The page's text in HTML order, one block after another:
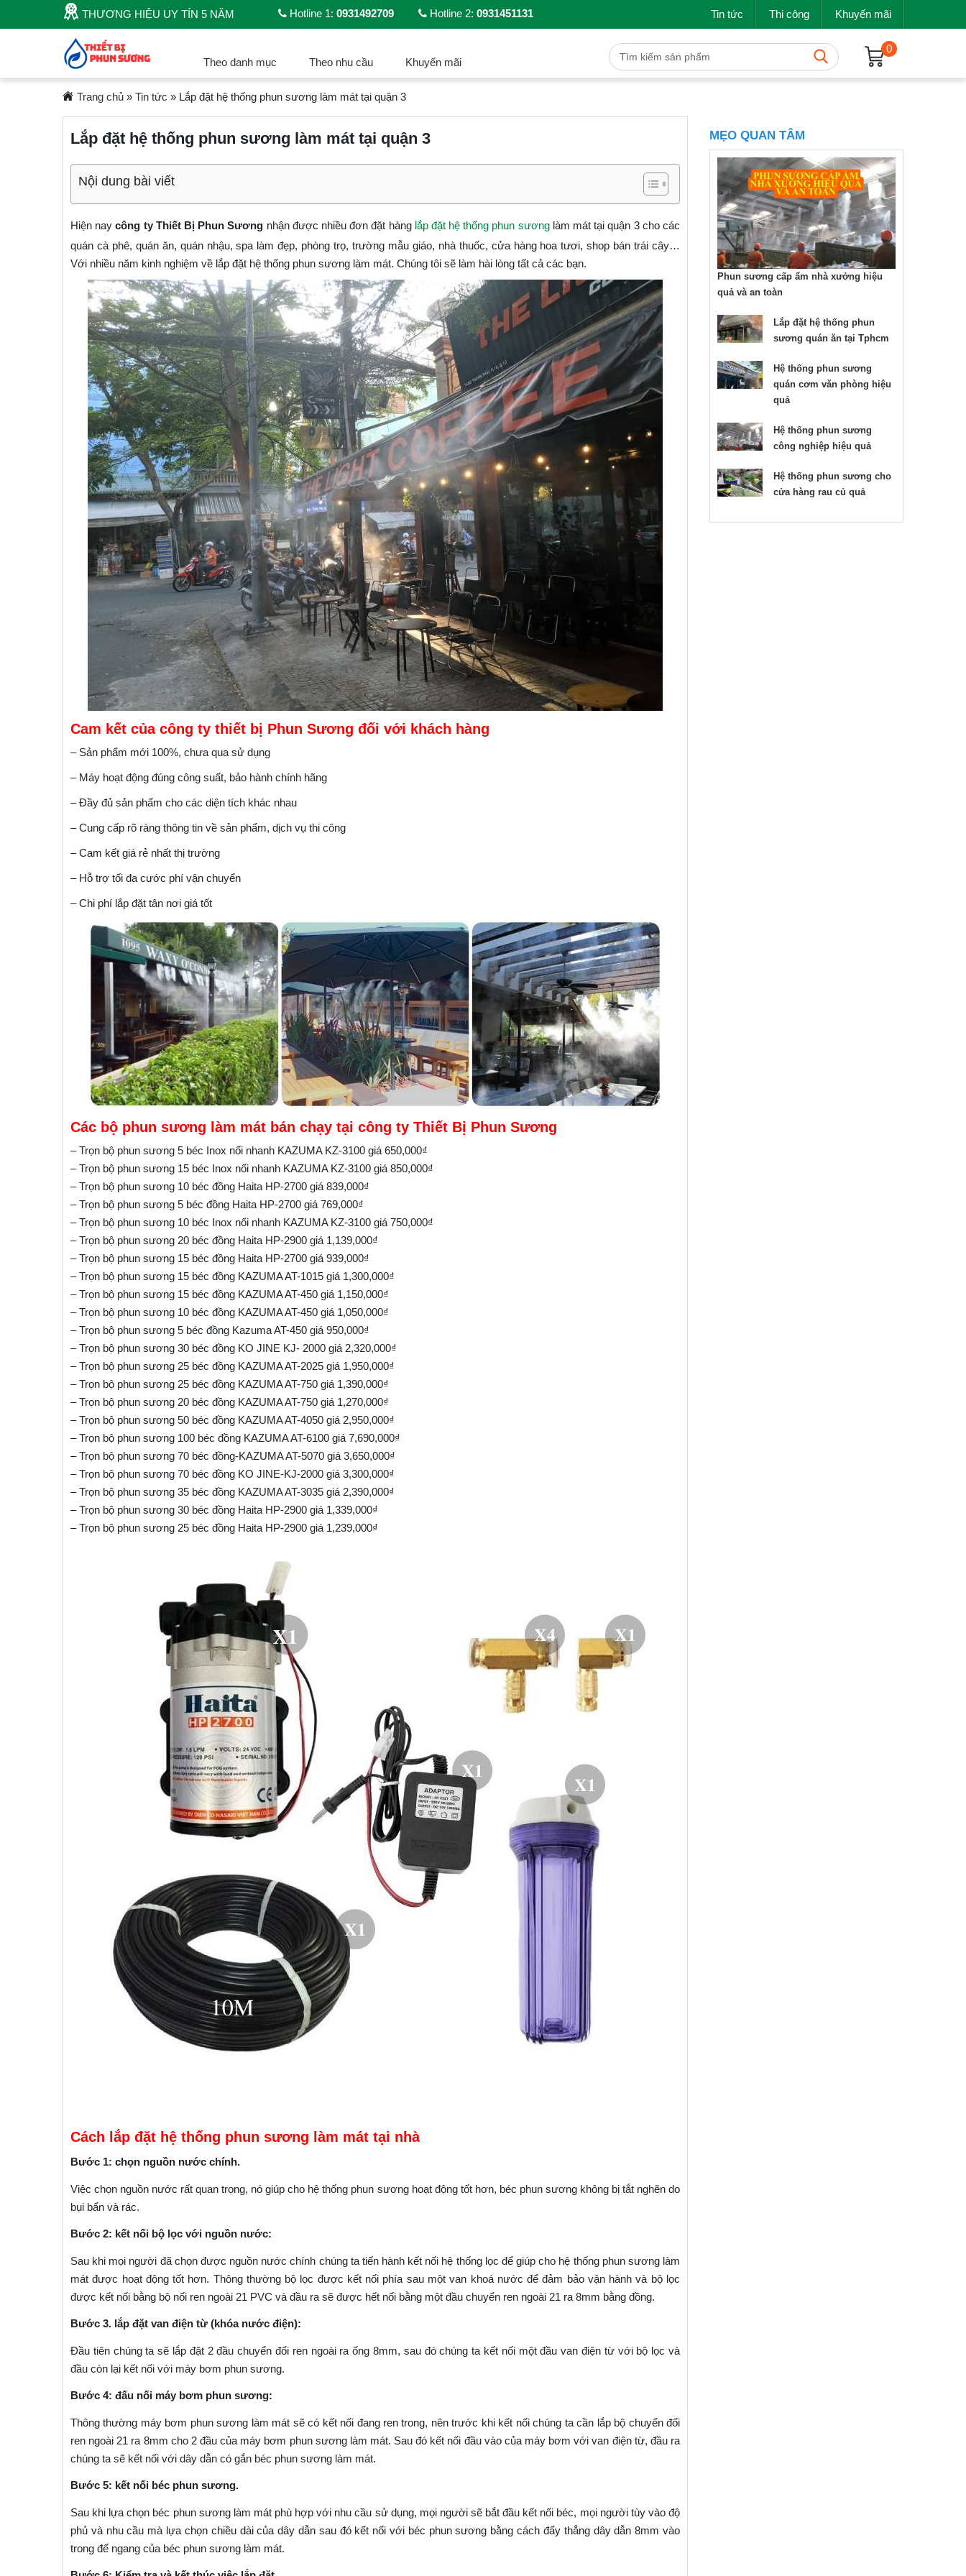
THƯƠNG HIỆU UY TÍN 5 NĂM Hotline 1: 0931492709 Hotline 2: 0931451131 Tin tức Thi công Khuyến mãi
Theo danh mục Theo nhu cầu Khuyến mãi
0
Trang chủ» Tin tức » Lắp đặt hệ thống phun sương làm mát tại quận 3
Lắp đặt hệ thống phun sương làm mát tại quận 3
Nội dung bài viết
Hiện naycông ty Thiết Bị Phun Sương nhận được nhiều đơn đặt hàng lắp đặt hệ thống phun sươnglàm mát tại quận 3 cho các
quán cà phê, quán ăn, quán nhậu, spa làm đẹp, phòng trọ, trường mẫu giáo, nhà thuốc, cửa hàng hoa tươi, shop bán trái cây…
Với nhiều năm kinh nghiệm về lắp đặt hệ thống phun sương làm mát. Chúng tôi sẽ làm hài lòng tất cả các bạn.
Cam kết của công ty thiết bị Phun Sương đối với khách hàng
– Sản phẩm mới 100%, chưa qua sử dụng
– Máy hoạt động đúng công suất, bảo hành chính hãng
– Đầy đủ sản phẩm cho các diện tích khác nhau
– Cung cấp rõ ràng thông tin về sản phẩm, dịch vụ thi công
– Cam kết giá rẻ nhất thị trường
– Hỗ trợ tối đa cước phí vận chuyển
– Chi phí lắp đặt tân nơi giá tốt
Các bộ phun sương làm mát bán chạy tại công ty Thiết Bị Phun Sương
– Trọn bộ phun sương 5 béc Inox nối nhanh KAZUMA KZ-3100 giá 650,000₫
– Trọn bộ phun sương 15 béc Inox nối nhanh KAZUMA KZ-3100 giá 850,000₫
– Trọn bộ phun sương 10 béc đồng Haita HP-2700 giá 839,000₫
– Trọn bộ phun sương 5 béc đồng Haita HP-2700 giá 769,000₫
– Trọn bộ phun sương 10 béc Inox nối nhanh KAZUMA KZ-3100 giá 750,000₫
– Trọn bộ phun sương 20 béc đồng Haita HP-2900 giá 1,139,000₫
– Trọn bộ phun sương 15 béc đồng Haita HP-2700 giá 939,000₫
– Trọn bộ phun sương 15 béc đồng KAZUMA AT-1015 giá 1,300,000₫
– Trọn bộ phun sương 15 béc đồng KAZUMA AT-450 giá 1,150,000₫
– Trọn bộ phun sương 10 béc đồng KAZUMA AT-450 giá 1,050,000₫
– Trọn bộ phun sương 5 béc đồng Kazuma AT-450 giá 950,000₫
– Trọn bộ phun sương 30 béc đồng KO JINE KJ- 2000 giá 2,320,000₫
– Trọn bộ phun sương 25 béc đồng KAZUMA AT-2025 giá 1,950,000₫
– Trọn bộ phun sương 25 béc đồng KAZUMA AT-750 giá 1,390,000₫
– Trọn bộ phun sương 20 béc đồng KAZUMA AT-750 giá 1,270,000₫
– Trọn bộ phun sương 50 béc đồng KAZUMA AT-4050 giá 2,950,000₫
– Trọn bộ phun sương 100 béc đồng KAZUMA AT-6100 giá 7,690,000₫
– Trọn bộ phun sương 70 béc đồng-KAZUMA AT-5070 giá 3,650,000₫
– Trọn bộ phun sương 70 béc đồng KO JINE-KJ-2000 giá 3,300,000₫
– Trọn bộ phun sương 35 béc đồng KAZUMA AT-3035 giá 2,390,000₫
– Trọn bộ phun sương 30 béc đồng Haita HP-2900 giá 1,339,000₫
– Trọn bộ phun sương 25 béc đồng Haita HP-2900 giá 1,239,000₫
Cách lắp đặt hệ thống phun sương làm mát tại nhà
Bước 1: chọn nguồn nước chính.
Việc chọn nguồn nước rất quan trọng, nó giúp cho hệ thống phun sương hoạt động tốt hơn, béc phun sương không bị tắt nghẽn do
bụi bẩn và rác.
Bước 2: kết nối bộ lọc với nguồn nước:
Sau khi mọi người đã chọn được nguồn nước chính chúng ta tiến hành kết nối hệ thống lọc để giúp cho hệ thống phun sương làm
mát được hoạt động tốt hơn. Thông thường bộ lọc được kết nối phía sau một van khoá nước để đảm bảo vận hành và bộ lọc
được kết nối bằng bộ nối ren ngoài 21 PVC và đầu ra sẽ được hết nối bằng một đầu chuyển ren ngoài 21 ra 8mm bằng đồng.
Bước 3. lắp đặt van điện từ (khóa nước điện):
Đầu tiên chúng ta sẽ lắp đặt 2 đầu chuyển đổi ren ngoài ra ống 8mm, sau đó chúng ta kết nối một đầu van điện từ với bộ lọc và
đầu còn lại kết nối với máy bơm phun sương.
Bước 4: đấu nối máy bơm phun sương:
Thông thường máy bơm phun sương làm mát sẽ có kết nối đang ren trong, nên trước khi kết nối chúng ta cần lắp bộ chuyển đổi
ren ngoài 21 ra 8mm cho 2 đầu của máy bơm phun sương làm mát. Sau đó kết nối đầu vào của máy bơm với van điện từ, đầu ra
chúng ta sẽ kết nối với dây dẫn có gắn béc phun sương làm mát.
Bước 5: kết nối béc phun sương.
Sau khi lựa chọn béc phun sương làm mát phù hợp với nhu cầu sử dụng, mọi người sẽ bắt đầu kết nối béc, mọi người tùy vào độ
phủ và nhu cầu mà lựa chọn chiều dài của dây dẫn sau đó kết nối với béc phun sương bằng cách đẩy thẳng dây dẫn 8mm vào
trong để ngang của béc phun sương làm mát.
MẸO QUAN TÂM
Phun sương cấp ẩm nhà xưởng hiệu
quả và an toàn
Lắp đặt hệ thống phun
sương quán ăn tại Tphcm
Hệ thống phun sương
quán cơm văn phòng hiệu
quả
Hệ thống phun sương
công nghiệp hiệu quả
Hệ thống phun sương cho
cửa hàng rau củ quả